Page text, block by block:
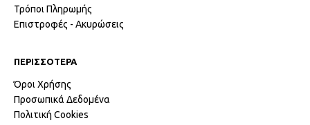
Τρόποι Πληρωμής
Επιστροφές - Ακυρώσεις
ΠΕΡΙΣΣΟΤΕΡΑ
Όροι Χρήσης
Προσωπικά Δεδομένα
Πολιτική Cookies